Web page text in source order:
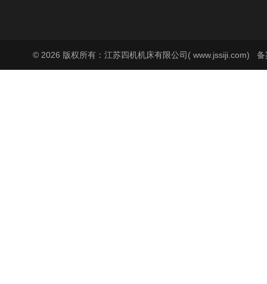
© 2026 版权所有：江苏四机机床有限公司( www.jssiji.com) 备